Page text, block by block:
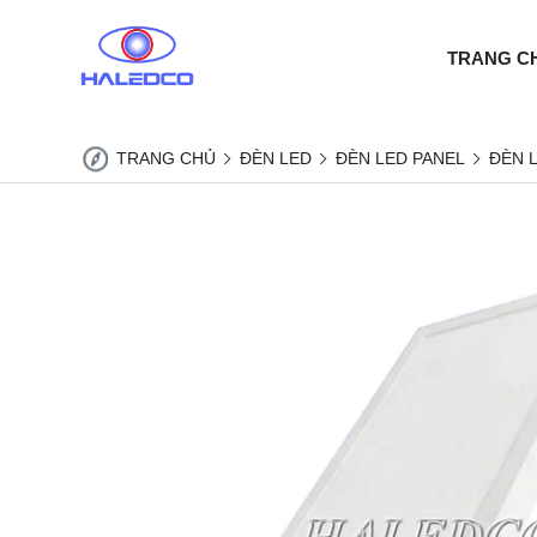
TRANG
TRANG CHỦ ĐÈN LED ĐÈN LED PANEL ĐÈN